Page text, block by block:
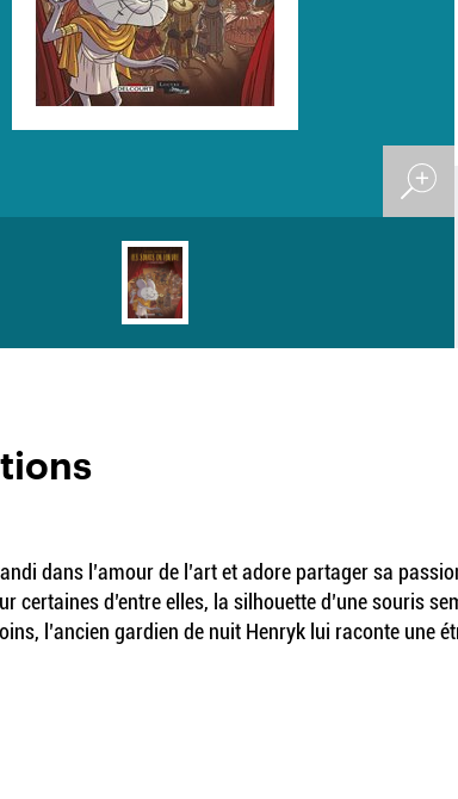
dans l’amour de l’art et adore partager sa
certaines d’entre elles, la silhouette d’une souris
l’ancien gardien de nuit Henryk lui raconte une